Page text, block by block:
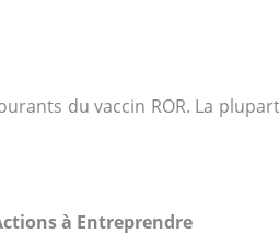
du vaccin ROR. La
à Entreprendre